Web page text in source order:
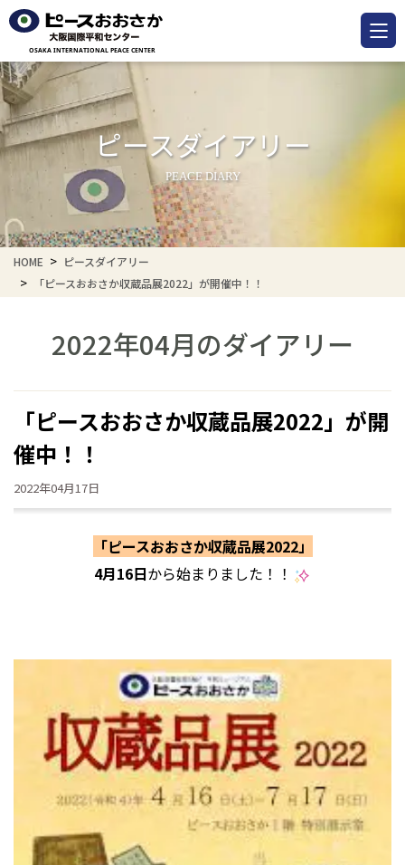
ピースダイアリー
PEACE DIARY
HOME
ピースダイアリー
「ピースおおさか収蔵品展2022」が開催中！！
2022年04月のダイアリー
「ピースおおさか収蔵品展2022」が開
催中！！
2022年04月17日
「ピースおおさか収蔵品展2022」
4月16日から始まりました！！